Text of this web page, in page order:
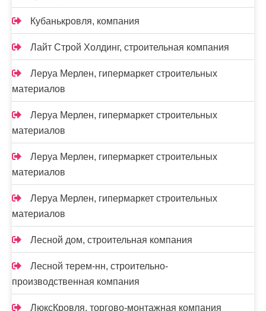
Кубанькровля, компания
Лайт Строй Холдинг, строительная компания
Леруа Мерлен, гипермаркет строительных
материалов
Леруа Мерлен, гипермаркет строительных
материалов
Леруа Мерлен, гипермаркет строительных
материалов
Леруа Мерлен, гипермаркет строительных
материалов
Лесной дом, строительная компания
Лесной терем-нн, строительно-
производственная компания
ЛюксКровля, торгово-монтажная компания